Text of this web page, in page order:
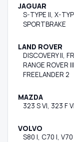
JAGUAR
S-TYPE II, X-
SPORTBRAKE
LAND ROVER
DISCOVERY II,
RANGE ROVER
FREELANDER 2
MAZDA
323 S VI, 323 F
VOLVO
S80 I, C70 I,